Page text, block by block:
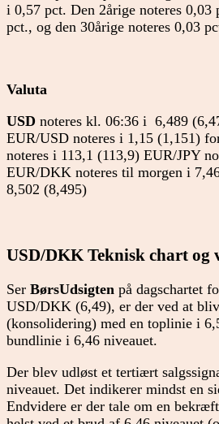
i 0,57 pct. Den 2årige noteres
pct., og den 30årige noteres 0,03
Valuta
USD noteres kl. 06:36 i 6,489
EUR/USD noteres i 1,15 (1,151)
noteres i 113,1 (113,9) EUR/JPY
EUR/DKK noteres til morgen i
8,502 (8,495)
USD/DKK Teknisk chart og
Ser BørsUdsigten på dagschartet
USD/DKK (6,49), er der ved at
(konsolidering) med en toplinie i
bundlinie i 6,46 niveauet.
Der blev udløst et tertiært
niveauet. Det indikerer mindst en
Endvidere er der tale om en